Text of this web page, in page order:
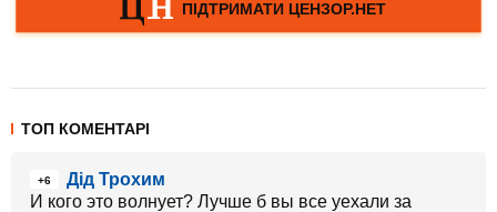
ТОП КОМЕНТАРІ
+6
Дід Трохим
И кого это волнует? Лучше б вы все уехали за